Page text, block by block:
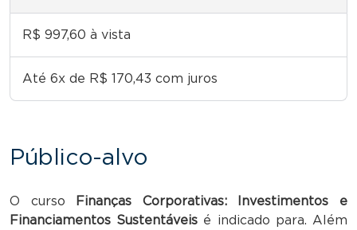
R$ 997,60 à vista
Até 6x de R$ 170,43 com juros
Público-alvo
O curso
Finanças Corporativas: Investimentos e
Financiamentos Sustentáveis é indicado para. Além